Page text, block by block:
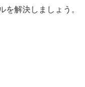
を解決しましょう。